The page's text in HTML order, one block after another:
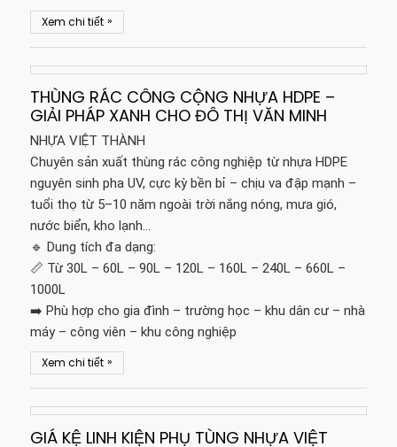
Xem chi tiết »
THÙNG RÁC CÔNG CỘNG NHỰA HDPE –
GIẢI PHÁP XANH CHO ĐÔ THỊ VĂN MINH
NHỰA VIỆT THÀNH
Chuyên sản xuất thùng rác công nghiệp từ nhựa HDPE
nguyên sinh pha UV, cực kỳ bền bỉ – chịu va đập mạnh –
tuổi thọ từ 5–10 năm ngoài trời nắng nóng, mưa gió,
nước biển, kho lạnh…
🔹 Dung tích đa dạng:
📏 Từ 30L – 60L – 90L – 120L – 160L – 240L – 660L –
1000L
➡️ Phù hợp cho gia đình – trường học – khu dân cư – nhà
máy – công viên – khu công nghiệp
Xem chi tiết »
GIÁ KỆ LINH KIỆN PHỤ TÙNG NHỰA VIỆT